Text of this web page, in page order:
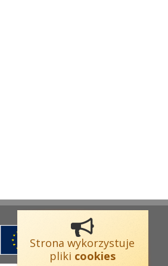
Strona wykorzystuje
pliki cookies